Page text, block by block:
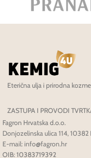
Eterična ulja i prirodna
ZASTUPA I PROVODI
Fagron Hrvatska d.o.o.
Donjozelinska ulica 114,
E-mail: info@fagron.hr
OIB: 10383719392